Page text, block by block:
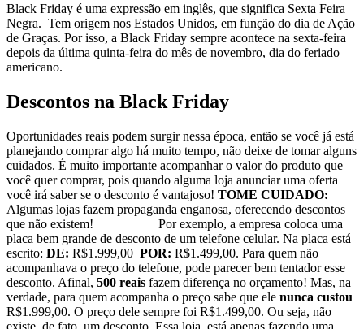
Black Friday é uma expressão em inglês, que significa Sexta Feira
Negra. Tem origem nos Estados Unidos, em função do dia de Ação
de Graças. Por isso, a Black Friday sempre acontece na sexta-feira
depois da última quinta-feira do mês de novembro, dia do feriado
americano.
Descontos na Black Friday
Oportunidades reais podem surgir nessa época, então se você já está
planejando comprar algo há muito tempo, não deixe de tomar alguns
cuidados. É muito importante acompanhar o valor do produto que
você quer comprar, pois quando alguma loja anunciar uma oferta
você irá saber se o desconto é vantajoso! TOME CUIDADO:
Algumas lojas fazem propaganda enganosa, oferecendo descontos
que não existem! Por exemplo, a empresa coloca uma
placa bem grande de desconto de um telefone celular. Na placa está
escrito: DE: R$1.999,00 POR: R$1.499,00. Para quem não
acompanhava o preço do telefone, pode parecer bem tentador esse
desconto. Afinal, 500 reais fazem diferença no orçamento! Mas, na
verdade, para quem acompanha o preço sabe que ele nunca custou
R$1.999,00. O preço dele sempre foi R$1.499,00. Ou seja, não
existe, de fato, um desconto. Essa loja, está apenas fazendo uma